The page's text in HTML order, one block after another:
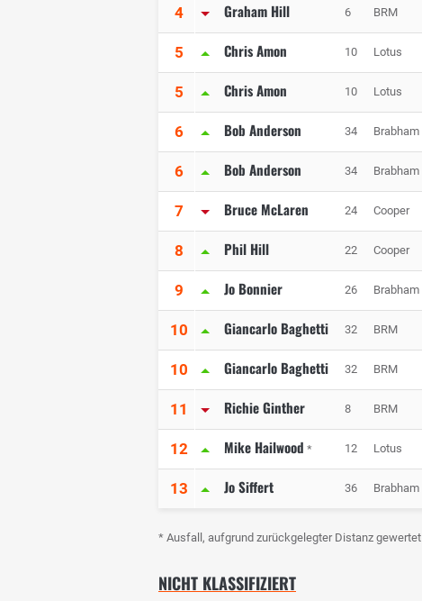
4 Graham Hill 6 BRM
5 Chris Amon 10 Lotus
5 Chris Amon 10 Lotus
6 Bob Anderson 34 Brabham
6 Bob Anderson 34 Brabham
7 Bruce McLaren 24 Cooper
8 Phil Hill 22 Cooper
9 Jo Bonnier 26 Brabham
10 Giancarlo Baghetti 32 BRM
10 Giancarlo Baghetti 32 BRM
11 Richie Ginther 8 BRM
12 Mike Hailwood * 12 Lotus
13 Jo Siffert 36 Brabham
* Ausfall, aufgrund zurückgelegter Distanz gewertet
NICHT KLASSIFIZIERT